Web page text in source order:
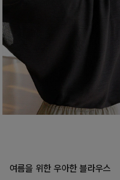
여름을 위한 우아한 블라우스